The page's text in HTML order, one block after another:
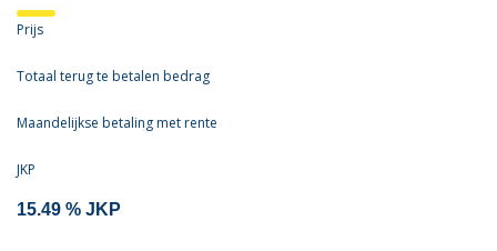
Prijs
Totaal terug te betalen bedrag
Maandelijkse betaling met rente
JKP